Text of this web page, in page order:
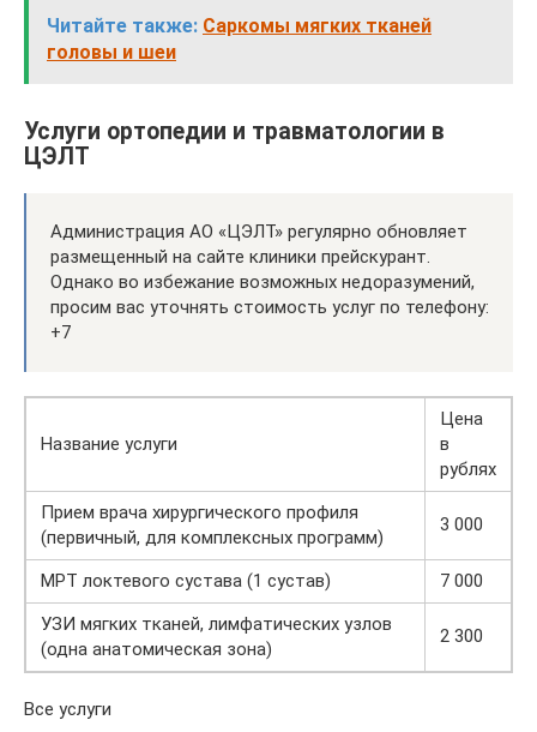
Читайте также: Саркомы мягких тканей
головы и шеи
Услуги ортопедии и травматологии в
ЦЭЛТ
Администрация АО «ЦЭЛТ» регулярно обновляет
размещенный на сайте клиники прейскурант.
Однако во избежание возможных недоразумений,
просим вас уточнять стоимость услуг по телефону:
+7
Название услуги
Цена
в
рублях
Прием врача хирургического профиля
(первичный, для комплексных программ)
3 000
МРТ локтевого сустава (1 сустав)
7 000
УЗИ мягких тканей, лимфатических узлов
(одна анатомическая зона)
2 300
Все услуги